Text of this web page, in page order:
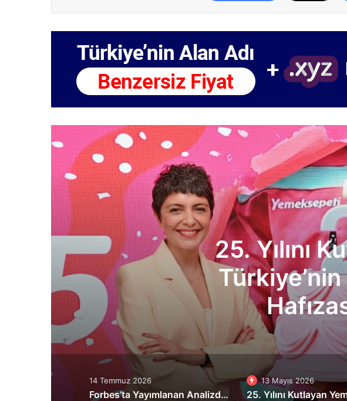
Sofra
14 Temmuz 2026
Forbes’ta Yayımlanan Analizde Türkiye’nin DOA Sistemi, ABD ve Batılı Ülkelere Örnek Gösterildi
13 Mayıs 2026